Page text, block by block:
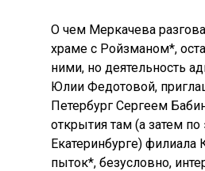
О чем Меркачева
храме с Ройзманом*,
ними, но деятельность
Юлии Федотовой,
Петербург Сергеем
открытия там (а затем по
Екатеринбурге)
пыток*, безусловно,